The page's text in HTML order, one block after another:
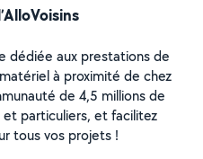
dédiée aux prestations de
à proximité de chez
de 4,5 millions de
particuliers, et facilitez
tous vos projets !